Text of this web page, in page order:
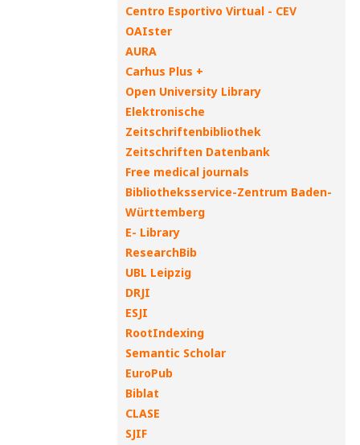
Centro Esportivo Virtual - CEV
OAIster
AURA
Carhus Plus +
Open University Library
Elektronische
Zeitschriftenbibliothek
Zeitschriften Datenbank
Free medical journals
Bibliotheksservice-Zentrum Baden-
Württemberg
E- Library
ResearchBib
UBL Leipzig
DRJI
ESJI
RootIndexing
Semantic Scholar
EuroPub
Biblat
CLASE
SJIF